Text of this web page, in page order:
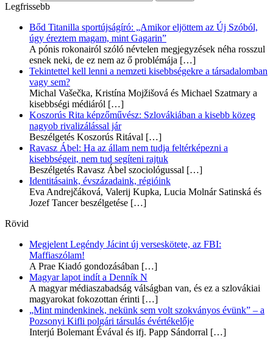
Legfrissebb
Bőd Titanilla sportújságíró: „Amikor eljöttem az Új Szóból,
úgy éreztem magam, mint Gagarin”
A pónis rokonairól szóló névtelen megjegyzések néha rosszul
esnek neki, de ez nem az ő problémája […]
Tekintettel kell lenni a nemzeti kisebbségekre a társadalomban
vagy sem?
Michal Vašečka, Kristína Mojžišová és Michael Szatmary a
kisebbségi médiáról […]
Koszorús Rita képzőművész: Szlovákiában a kisebb közeg
nagyob rivalizálással jár
Beszélgetés Koszorús Ritával […]
Ravasz Ábel: Ha az állam nem tudja feltérképezni a
kisebbségeit, nem tud segíteni rajtuk
Beszélgetés Ravasz Ábel szociológussal […]
Identitásaink, évszázadaink, régióink
Eva Andrejčáková, Valerij Kupka, Lucia Molnár Satinská és
Jozef Tancer beszélgetése […]
Rövid
Megjelent Legéndy Jácint új verseskötete, az FBI:
Maffiaszólam!
A Prae Kiadó gondozásában […]
Magyar lapot indít a Denník N
A magyar médiaszabadság válságban van, és ez a szlovákiai
magyarokat fokozottan érinti […]
„Mint mindenkinek, nekünk sem volt szokványos évünk” – a
Pozsonyi Kifli polgári társulás évértékelője
Interjú Bolemant Évával és ifj. Papp Sándorral […]